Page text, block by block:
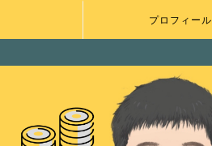
プロフィール